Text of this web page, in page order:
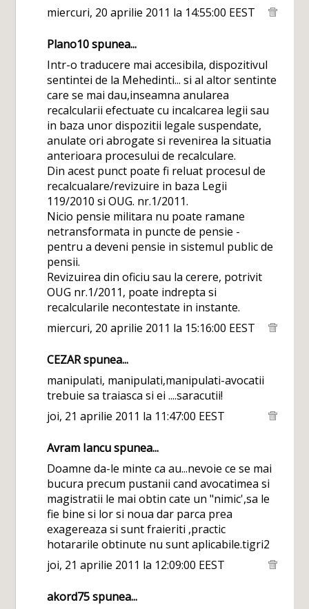
miercuri, 20 aprilie 2011 la 14:55:00 EEST
Plano10spunea...
Intr-o traducere mai accesibila, dispozitivul
sentintei de la Mehedinti... si al altor sentinte
care se mai dau,inseamna anularea
recalcularii efectuate cu incalcarea legii sau
in baza unor dispozitii legale suspendate,
anulate ori abrogate si revenirea la situatia
anterioara procesului de recalculare.
Din acest punct poate fi reluat procesul de
recalcualare/revizuire in baza Legii
119/2010 si OUG. nr.1/2011.
Nicio pensie militara nu poate ramane
netransformata in puncte de pensie -
pentru a deveni pensie in sistemul public de
pensii.
Revizuirea din oficiu sau la cerere, potrivit
OUG nr.1/2011, poate indrepta si
recalcularile necontestate in instante.
miercuri, 20 aprilie 2011 la 15:16:00 EEST
CEZARspunea...
manipulati, manipulati,manipulati-avocatii
trebuie sa traiasca si ei ....saracutii!
joi, 21 aprilie 2011 la 11:47:00 EEST
Avram Iancuspunea...
Doamne da-le minte ca au...nevoie ce se mai
bucura precum pustanii cand avocatimea si
magistratii le mai obtin cate un "nimic',sa le
fie bine si lor si noua dar parca prea
exagereaza si sunt fraieriti ,practic
hotararile obtinute nu sunt aplicabile.tigri2
joi, 21 aprilie 2011 la 12:09:00 EEST
akord75spunea...